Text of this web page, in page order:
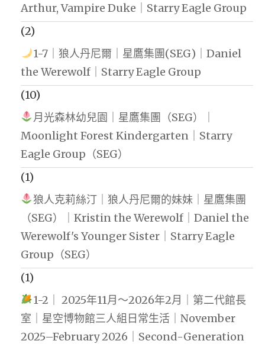
Arthur, Vampire Duke｜Starry Eagle Group
(2)
1-7｜狼人丹尼爾｜星鷹集團(SEG)｜Daniel
the Werewolf｜Starry Eagle Group
(10)
月光森林幼兒園｜星鷹集團（SEG）｜
Moonlight Forest Kindergarten｜Starry
Eagle Group（SEG）
(1)
狼人克莉絲汀｜狼人丹尼爾的妹妹｜星鷹集團
（SEG）｜Kristin the Werewolf｜Daniel the
Werewolf's Younger Sister｜Starry Eagle
Group（SEG）
(1)
1-2｜ 2025年11月～2026年2月｜第二代館長
室｜星空博物館三人組日常生活｜November
2025–February 2026｜Second-Generation